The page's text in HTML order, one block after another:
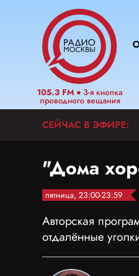
105.3 FM ● 3-я кнопка
проводного вещания
"Дома
пятница, 23:00-23:59
Авторская
отдалённые